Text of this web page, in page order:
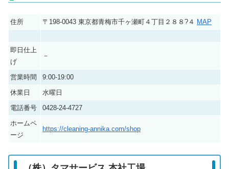
住所 〒198-0043 東京都青梅市千ヶ瀬町４丁目２８８?４ MAP
即日仕上
げ
－
営業時間
9:00-19:00
休業日
水曜日
電話番号
0428-24-4727
ホームペ
ージ
https://cleaning-annika.com/shop